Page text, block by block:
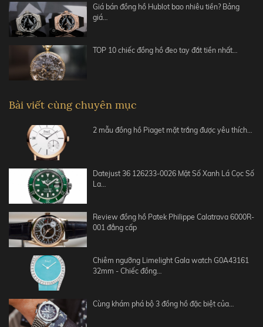
Giá bán đồng hồ Hublot bao nhiêu tiền? Bảng
giá…
TOP 10 chiếc đồng hồ đeo tay đắt tiền nhất…
Bài viết cùng chuyên mục
2 mẫu đồng hồ Piaget mặt trắng được yêu thích…
Datejust 36 126233-0026 Mặt Số Xanh Lá Cọc Số
La…
Review đồng hồ Patek Philippe Calatrava 6000R-
001 đẳng cấp
Chiêm ngưỡng Limelight Gala watch G0A43161
32mm - Chiếc đồng…
Cùng khám phá bộ 3 đồng hồ đặc biệt của…